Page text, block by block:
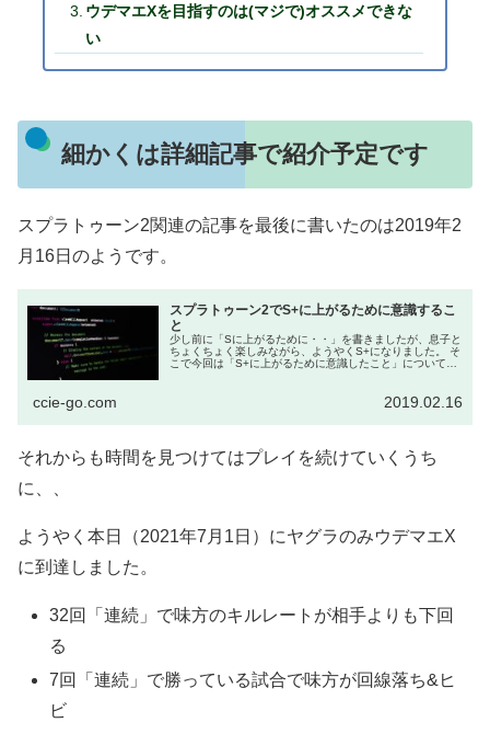
ウデマエXを目指すのは(マジで)オススメできな
い
細かくは詳細記事で紹介予定です
スプラトゥーン2関連の記事を最後に書いたのは2019年2
月16日のようです。
スプラトゥーン2でS+に上がるために意識するこ
と
少し前に「Sに上がるために・・」を書きましたが、息子と
ちょくちょく楽しみながら、ようやくS+になりました。 そ
こで今回は「S+に上がるために意識したこと」について紹
ccie-go.com 2019.02.16
それからも時間を見つけてはプレイを続けていくうち
に、、
ようやく本日（2021年7月1日）にヤグラのみウデマエX
に到達しました。
32回「連続」で味方のキルレートが相手よりも下回
る
7回「連続」で勝っている試合で味方が回線落ち&ヒ
ビ